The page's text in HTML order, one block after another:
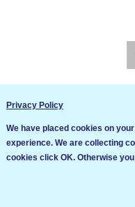
Общи условия
Privacy Policy
We have placed cookies on
experience. We are collecting
cookies click OK. Otherwise
Ние използваме
продължите да